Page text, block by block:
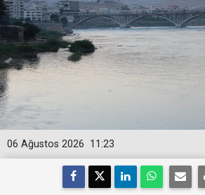
11:23
06 Ağustos 2026